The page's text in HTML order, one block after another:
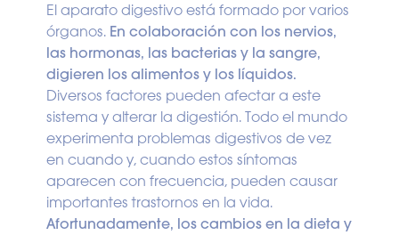
El aparato digestivo está formado por varios
órganos. En colaboración con los nervios,
las hormonas, las bacterias y la sangre,
digieren los alimentos y los líquidos.
Diversos factores pueden afectar a este
sistema y alterar la digestión. Todo el mundo
experimenta problemas digestivos de vez
en cuando y, cuando estos síntomas
aparecen con frecuencia, pueden causar
importantes trastornos en la vida.
Afortunadamente, los cambios en la dieta y